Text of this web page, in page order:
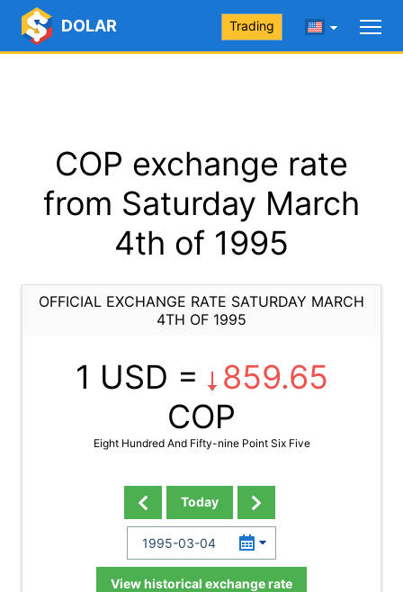
DOLAR Trading
COP exchange rate
from Saturday March
4th of 1995
OFFICIAL EXCHANGE RATE SATURDAY MARCH
4TH OF 1995
1 USD =
859.65
COP
Eight Hundred And Fifty-nine Point Six Five
Today
View historical exchange rate